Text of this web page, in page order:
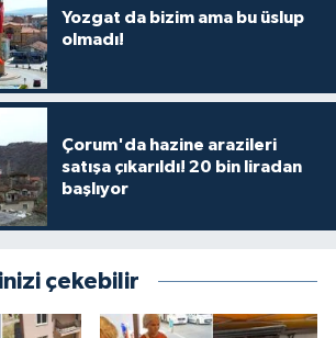
Yozgat da bizim ama bu üslup
olmadı!
Çorum'da hazine arazileri
satışa çıkarıldı! 20 bin liradan
başlıyor
çekebilir